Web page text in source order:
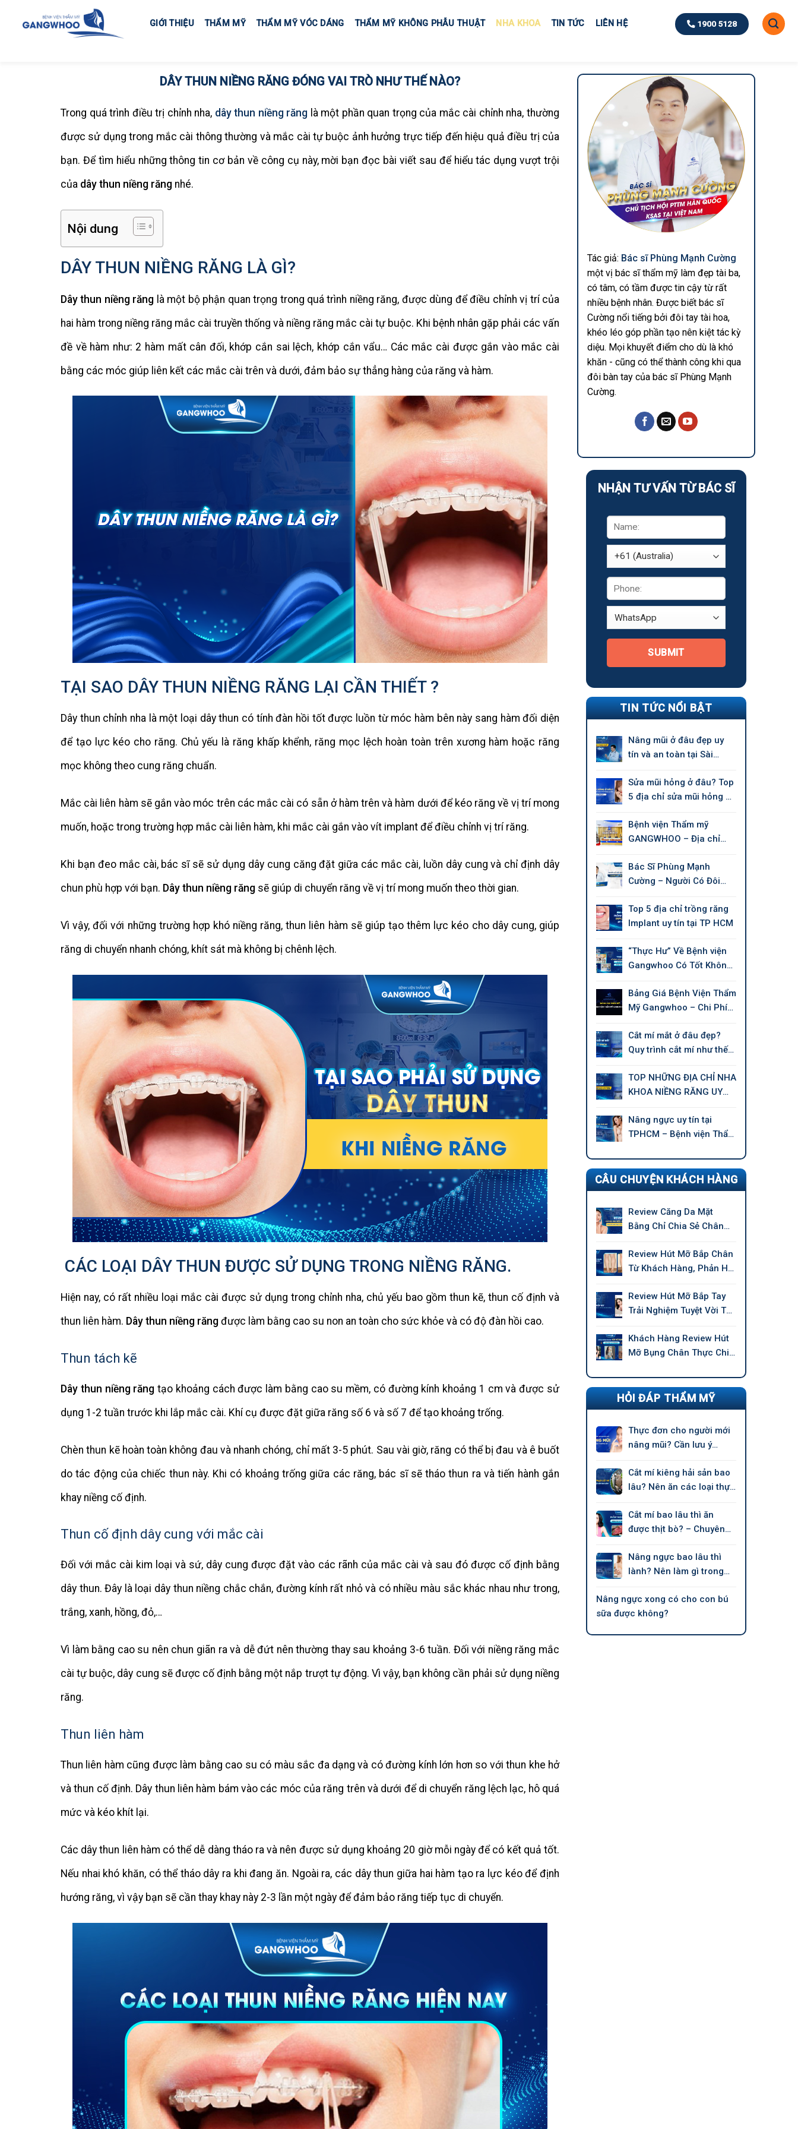
GIỚI THIỆU THẨM MỸ THẨM MỸ VÓC DÁNG THẨM MỸ KHÔNG PHẪU THUẬT NHA KHOA TIN TỨC LIÊN HỆ 1900 5128
DÂY THUN NIỀNG RĂNG ĐÓNG VAI TRÒ NHƯ THẾ NÀO?
Trong quá trình điều trị chỉnh nha, dây thun niềng răng là một phần quan trọng của mắc cài chỉnh nha, thường
được sử dụng trong mắc cài thông thường và mắc cài tự buộc ảnh hưởng trực tiếp đến hiệu quả điều trị của
bạn. Để tìm hiểu những thông tin cơ bản về công cụ này, mời bạn đọc bài viết sau để hiểu tác dụng vượt trội
của dây thun niềng răng nhé.
Nội dung
DÂY THUN NIỀNG RĂNG LÀ GÌ?
Dây thun niềng răng là một bộ phận quan trọng trong quá trình niềng răng, được dùng để điều chỉnh vị trí của
hai hàm trong niềng răng mắc cài truyền thống và niềng răng mắc cài tự buộc. Khi bệnh nhân gặp phải các vấn
đề về hàm như: 2 hàm mất cân đối, khớp cắn sai lệch, khớp cắn vẩu… Các mắc cài được gắn vào mắc cài
bằng các móc giúp liên kết các mắc cài trên và dưới, đảm bảo sự thẳng hàng của răng và hàm.
TẠI SAO DÂY THUN NIỀNG RĂNG LẠI CẦN THIẾT ?
Dây thun chỉnh nha là một loại dây thun có tính đàn hồi tốt được luồn từ móc hàm bên này sang hàm đối diện
để tạo lực kéo cho răng. Chủ yếu là răng khấp khểnh, răng mọc lệch hoàn toàn trên xương hàm hoặc răng
mọc không theo cung răng chuẩn.
Mắc cài liên hàm sẽ gắn vào móc trên các mắc cài có sẵn ở hàm trên và hàm dưới để kéo răng về vị trí mong
muốn, hoặc trong trường hợp mắc cài liên hàm, khi mắc cài gắn vào vít implant để điều chỉnh vị trí răng.
Khi bạn đeo mắc cài, bác sĩ sẽ sử dụng dây cung căng đặt giữa các mắc cài, luồn dây cung và chỉ định dây
chun phù hợp với bạn. Dây thun niềng răng sẽ giúp di chuyển răng về vị trí mong muốn theo thời gian.
Vì vậy, đối với những trường hợp khó niềng răng, thun liên hàm sẽ giúp tạo thêm lực kéo cho dây cung, giúp
răng di chuyển nhanh chóng, khít sát mà không bị chênh lệch.
CÁC LOẠI DÂY THUN ĐƯỢC SỬ DỤNG TRONG NIỀNG RĂNG.
Hiện nay, có rất nhiều loại mắc cài được sử dụng trong chỉnh nha, chủ yếu bao gồm thun kẽ, thun cố định và
thun liên hàm. Dây thun niềng răng được làm bằng cao su non an toàn cho sức khỏe và có độ đàn hồi cao.
Thun tách kẽ
Dây thun niềng răng tạo khoảng cách được làm bằng cao su mềm, có đường kính khoảng 1 cm và được sử
dụng 1-2 tuần trước khi lắp mắc cài. Khí cụ được đặt giữa răng số 6 và số 7 để tạo khoảng trống.
Chèn thun kẽ hoàn toàn không đau và nhanh chóng, chỉ mất 3-5 phút. Sau vài giờ, răng có thể bị đau và ê buốt
do tác động của chiếc thun này. Khi có khoảng trống giữa các răng, bác sĩ sẽ tháo thun ra và tiến hành gắn
khay niềng cố định.
Thun cố định dây cung với mắc cài
Đối với mắc cài kim loại và sứ, dây cung được đặt vào các rãnh của mắc cài và sau đó được cố định bằng
dây thun. Đây là loại dây thun niềng chắc chắn, đường kính rất nhỏ và có nhiều màu sắc khác nhau như trong,
trắng, xanh, hồng, đỏ,…
Vì làm bằng cao su nên chun giãn ra và dễ đứt nên thường thay sau khoảng 3-6 tuần. Đối với niềng răng mắc
cài tự buộc, dây cung sẽ được cố định bằng một nắp trượt tự động. Vì vậy, bạn không cần phải sử dụng niềng
răng.
Thun liên hàm
Thun liên hàm cũng được làm bằng cao su có màu sắc đa dạng và có đường kính lớn hơn so với thun khe hở
và thun cố định. Dây thun liên hàm bám vào các móc của răng trên và dưới để di chuyển răng lệch lạc, hô quá
mức và kéo khít lại.
Các dây thun liên hàm có thể dễ dàng tháo ra và nên được sử dụng khoảng 20 giờ mỗi ngày để có kết quả tốt.
Nếu nhai khó khăn, có thể tháo dây ra khi đang ăn. Ngoài ra, các dây thun giữa hai hàm tạo ra lực kéo để định
hướng răng, vì vậy bạn sẽ cần thay khay này 2-3 lần một ngày để đảm bảo răng tiếp tục di chuyển.
Tác giả: Bác sĩ Phùng Mạnh Cường
một vị bác sĩ thẩm mỹ làm đẹp tài ba,
có tâm, có tầm được tin cậy từ rất
nhiều bệnh nhân. Được biết bác sĩ
Cường nổi tiếng bởi đôi tay tài hoa,
khéo léo góp phần tạo nên kiệt tác kỳ
diệu. Mọi khuyết điểm cho dù là khó
khăn - cũng có thể thành công khi qua
đôi bàn tay của bác sĩ Phùng Mạnh
Cường.
NHẬN TƯ VẤN TỪ BÁC SĨ
SUBMIT
TIN TỨC NỔI BẬT
Nâng mũi ở đâu đẹp uy
tín và an toàn tại Sài
Sửa mũi hỏng ở đâu? Top
5 địa chỉ sửa mũi hỏng uy
Bệnh viện Thẩm mỹ
GANGWHOO – Địa chỉ
Bác Sĩ Phùng Mạnh
Cường – Người Có Đôi
Mỹ Làm Đẹp
Top 5 địa chỉ trồng răng
Implant uy tín tại TP HCM
“Thực Hư” Về Bệnh viện
Gangwhoo Có Tốt Không,
Bảng Giá Bệnh Viện Thẩm
Mỹ Gangwhoo – Chi Phí
Cắt mí mắt ở đâu đẹp?
Quy trình cắt mí như thế
TOP NHỮNG ĐỊA CHỈ NHA
KHOA NIỀNG RĂNG UY
Nâng ngực uy tín tại
TPHCM – Bệnh viện Thẩm
CÂU CHUYỆN KHÁCH HÀNG
Review Căng Da Mặt
Bằng Chỉ Chia Sẻ Chân
Review Hút Mỡ Bắp Chân
Từ Khách Hàng, Phản Hồi
Review Hút Mỡ Bắp Tay
Trải Nghiệm Tuyệt Vời Từ
Khách Hàng Review Hút
Mỡ Bụng Chân Thực Chi
HỎI ĐÁP THẨM MỸ
Thực đơn cho người mới
nâng mũi? Cần lưu ý
Cắt mí kiêng hải sản bao
lâu? Nên ăn các loại thực
Cắt mí bao lâu thì ăn
được thịt bò? – Chuyên
Nâng ngực bao lâu thì
lành? Nên làm gì trong
Nâng ngực xong có cho con bú
sữa được không?